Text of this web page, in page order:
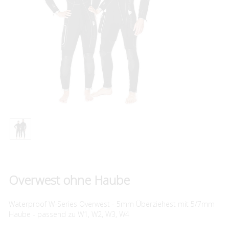
Overwest ohne Haube
Waterproof W-Series Overwest - 5mm Überziehest mit 5/7mm
Haube - passend zu W1, W2, W3, W4